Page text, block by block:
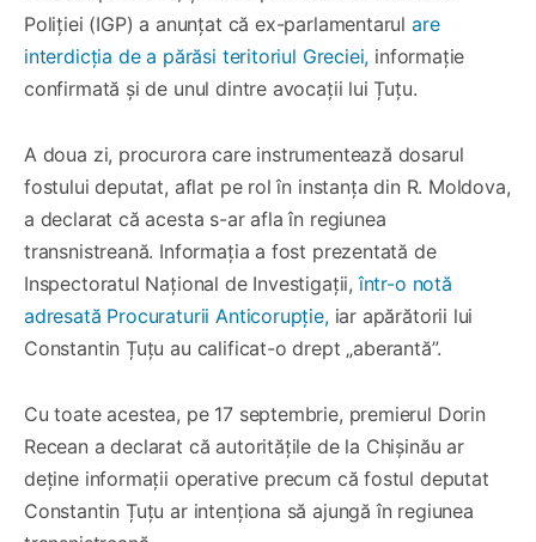
Poliției (IGP) a anunțat că ex-parlamentarul are
interdicția de a părăsi teritoriul Greciei, informație
confirmată și de unul dintre avocații lui Țuțu.
A doua zi, procurora care instrumentează dosarul
fostului deputat, aflat pe rol în instanța din R. Moldova,
a declarat că acesta s-ar afla în regiunea
transnistreană. Informația a fost prezentată de
Inspectoratul Național de Investigații,într-o notă
adresată Procuraturii Anticorupție,iar apărătorii lui
Constantin Țuțu au calificat-o drept „aberantă”.
Cu toate acestea, pe 17 septembrie, premierul Dorin
Recean a declarat că autoritățile de la Chișinău ar
deține informații operative precum că fostul deputat
Constantin Țuțu ar intenționa să ajungă în regiunea